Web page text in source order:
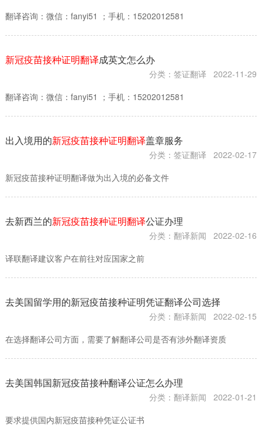
翻译咨询：微信：fanyi51 ；手机：15202012581
新冠疫苗接种证明翻译成英文怎么办
分类：签证翻译
2022-11-29
翻译咨询：微信：fanyi51 ；手机：15202012581
出入境用的新冠疫苗接种证明翻译盖章服务
分类：签证翻译
2022-02-17
新冠疫苗接种证明翻译做为出入境的必备文件
去新西兰的新冠疫苗接种证明翻译公证办理
分类：翻译新闻
2022-02-16
译联翻译建议客户在前往对应国家之前
去美国留学用的新冠疫苗接种证明凭证翻译公司选择
分类：翻译新闻
2022-02-15
在选择翻译公司方面，需要了解翻译公司是否有涉外翻译资质
去美国韩国新冠疫苗接种翻译公证怎么办理
分类：翻译新闻
2022-01-21
要求提供国内新冠疫苗接种凭证公证书